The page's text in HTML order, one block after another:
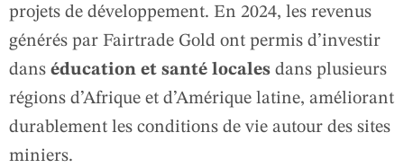
projets de développement. En 2024, les revenus
générés par Fairtrade Gold ont permis d’investir
dans éducation et santé locales dans plusieurs
régions d’Afrique et d’Amérique latine, améliorant
durablement les conditions de vie autour des sites
miniers.